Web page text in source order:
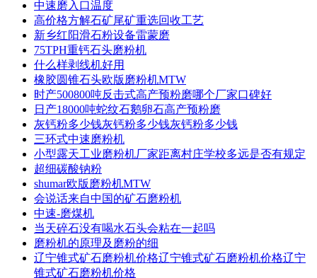
中速磨入口温度
高价格方解石矿尾矿重选回收工艺
新乡红阳滑石粉设备雷蒙磨
75TPH重钙石头磨粉机
什么样剥线机好用
橡胶圆锥石头欧版磨粉机MTW
时产500800吨反击式高产预粉磨哪个厂家口碑好
日产18000吨蛇纹石鹅卵石高产预粉磨
灰钙粉多少钱灰钙粉多少钱灰钙粉多少钱
三环式中速磨粉机
小型露天工业磨粉机厂家距离村庄学校多远是否有规定
超细碳酸钠粉
shumar欧版磨粉机MTW
会说话来自中国的矿石磨粉机
中速-磨煤机
当天碎石没有喝水石头会粘在一起吗
磨粉机的原理及磨粉的细
辽宁锥式矿石磨粉机价格辽宁锥式矿石磨粉机价格辽宁
锥式矿石磨粉机价格